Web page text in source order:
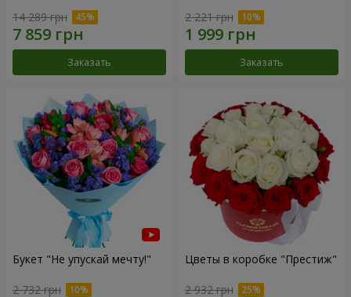
14 289 грн
Заказать
2 221 грн
Заказать
Букет "Не упускай мечту!"
2 732 грн
Цветы в коробке "Престиж"
2 932 грн